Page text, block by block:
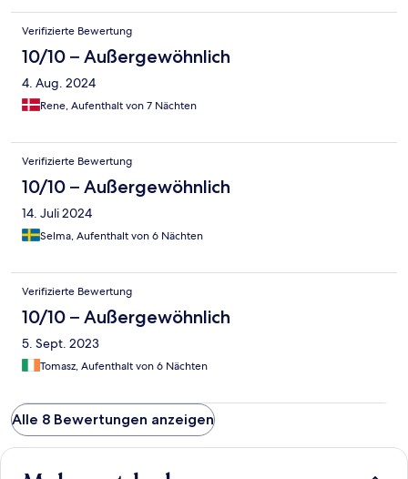
Verifizierte Bewertung
10/10 – Außergewöhnlich
4. Aug. 2024
Rene, Aufenthalt von 7 Nächten
Verifizierte Bewertung
10/10 – Außergewöhnlich
14. Juli 2024
Selma, Aufenthalt von 6 Nächten
Verifizierte Bewertung
10/10 – Außergewöhnlich
5. Sept. 2023
Tomasz, Aufenthalt von 6 Nächten
Alle 8 Bewertungen anzeigen